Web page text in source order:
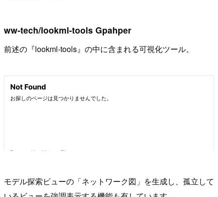
ww-tech/lookml-tools Gpahper
前述の『lookml-tools』の中に含まれる可視化ツール。
モデル探索ビューの「ネットワーク図」を生成し、孤立して